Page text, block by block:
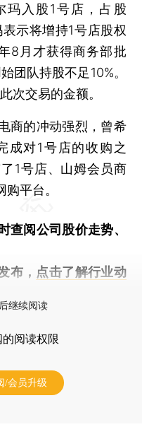
入股1号店，占股
示将增持1号店股权
8月才获得商务部批
团队持股不足10%。
次交易的金额。
的冲动强烈，曾希
成对1号店的收购之
1号店、山姆会员商
平台。
查阅公司股价走势、
布， 点击了解行业动
继续阅读
阅读权限
/会员升级